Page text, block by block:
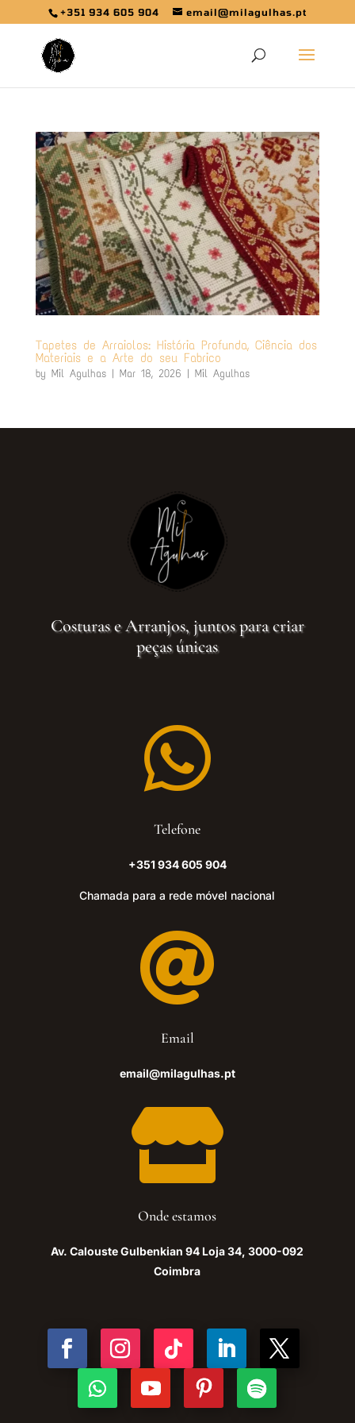
+351 934 605 904 email@milagulhas.pt
Tapetes de Arraiolos: História Profunda, Ciência dos
Materiais e a Arte do seu Fabrico
by Mil Agulhas| Mar 18, 2026 | Mil Agulhas
Costuras e Arranjos, juntos para criar
peças únicas

Telefone
+351 934 605 904
Chamada para a rede móvel nacional

Email
email@milagulhas.pt

Onde estamos
Av. Calouste Gulbenkian 94 Loja 34, 3000-092
Coimbra